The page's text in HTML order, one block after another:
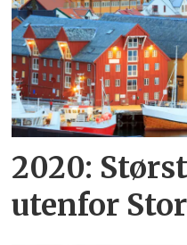
2020:
utenfor